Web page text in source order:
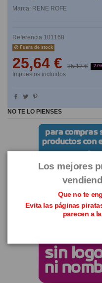
Marca: RENE ROFE
Referencia 101168
Fuera de stock
25,64 € 35,12 € -27%
Impuestos incluidos
NO TE LO PIENSES
Los mejores
Que no te
Evita las páginas
parecen a